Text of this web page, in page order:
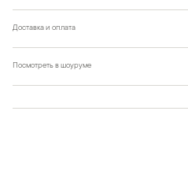
Доставка и оплата
Посмотреть в шоуруме